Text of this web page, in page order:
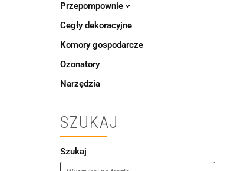
Przepompownie
Cegły dekoracyjne
Komory gospodarcze
Ozonatory
Narzędzia
SZUKAJ
Szukaj